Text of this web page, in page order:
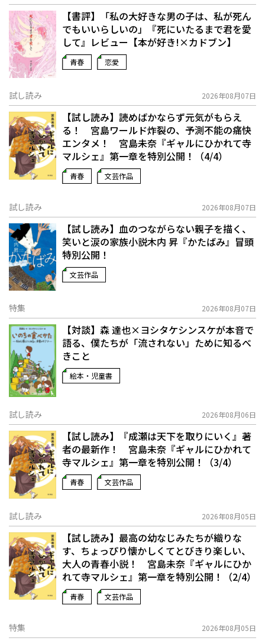
【書評】「私の大好きな男の子は、私が死ん
でもいいらしいの」――『死にいたるまで君を愛
して』レビュー【本が好き!×カドブン】
青春 恋愛
試し読み 2026年08月07日
【試し読み】読めばかならず元気がもらえ
る！ 宮島ワールド炸裂の、予測不能の痛快
エンタメ！ 宮島未奈『ギャルにひかれて寺
マルシェ』第一章を特別公開！（4/4）
青春 文芸作品
試し読み 2026年08月07日
【試し読み】血のつながらない親子を描く、
笑いと涙の家族小説――木内 昇『かたばみ』冒頭
特別公開！
文芸作品
特集 2026年08月07日
【対談】森 達也×ヨシタケシンスケが本音で
語る、僕たちが「流されない」ために知るべ
きこと
絵本・児童書
試し読み 2026年08月06日
【試し読み】『成瀬は天下を取りにいく』著
者の最新作！ 宮島未奈『ギャルにひかれて
寺マルシェ』第一章を特別公開！（3/4）
青春 文芸作品
試し読み 2026年08月05日
【試し読み】最高の幼なじみたちが織りな
す、ちょっぴり懐かしくてとびきり楽しい、
大人の青春小説！ 宮島未奈『ギャルにひか
れて寺マルシェ』第一章を特別公開！（2/4）
青春 文芸作品
特集 2026年08月05日